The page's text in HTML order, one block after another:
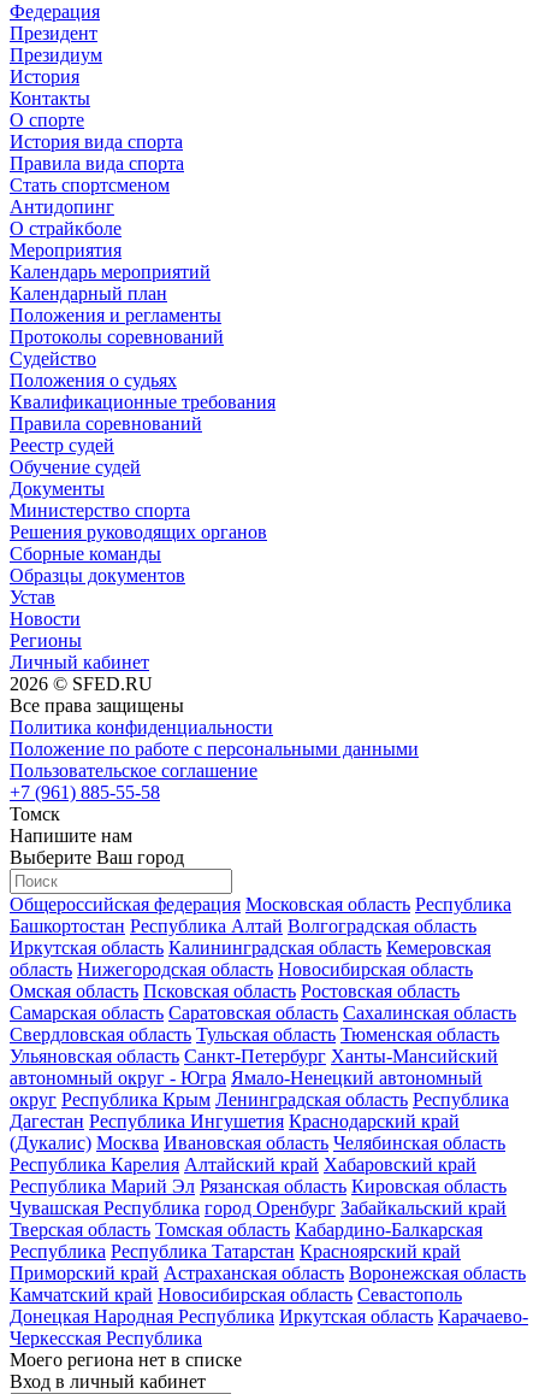
Федерация
Президент
Президиум
История
Контакты
О спорте
История вида спорта
Правила вида спорта
Стать спортсменом
Антидопинг
О страйкболе
Мероприятия
Календарь мероприятий
Календарный план
Положения и регламенты
Протоколы соревнований
Судейство
Положения о судьях
Квалификационные требования
Правила соревнований
Реестр судей
Обучение судей
Документы
Министерство спорта
Решения руководящих органов
Сборные команды
Образцы документов
Устав
Новости
Регионы
Личный кабинет
2026 © SFED.RU
Все права защищены
Политика конфиденциальности
Положение по работе с персональными данными
Пользовательское соглашение
+7 (961) 885-55-58
Томск
Напишите нам
Выберите Ваш город
Общероссийская федерация Московская область Республика
Башкортостан Республика Алтай Волгоградская область
Иркутская область Калининградская область Кемеровская
область Нижегородская область Новосибирская область
Омская область Псковская область Ростовская область
Самарская область Саратовская область Сахалинская область
Свердловская область Тульская область Тюменская область
Ульяновская область Санкт-Петербург Ханты-Мансийский
автономный округ - Югра Ямало-Ненецкий автономный
округ Республика Крым Ленинградская область Республика
Дагестан Республика Ингушетия Краснодарский край
(Дукалис) Москва Ивановская область Челябинская область
Республика Карелия Алтайский край Хабаровский край
Республика Марий Эл Рязанская область Кировская область
Чувашская Республика город Оренбург Забайкальский край
Тверская область Томская область Кабардино-Балкарская
Республика Республика Татарстан Красноярский край
Приморский край Астраханская область Воронежская область
Камчатский край Новосибирская область Севастополь
Донецкая Народная Республика Иркутская область Карачаево-
Черкесская Республика
Моего региона нет в списке
Вход в личный кабинет